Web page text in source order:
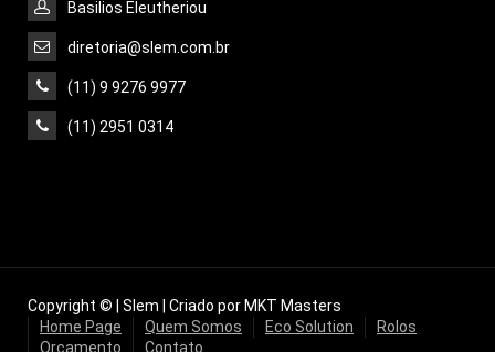
Basilios Eleutheriou
diretoria@slem.com.br
(11) 9 9276 9977
(11) 2951 0314
Copyright © | Slem | Criado por MKT Masters
Home Page
Quem Somos Eco Solution
Rolos
Orçamento
Contato